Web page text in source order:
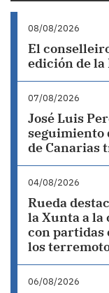
08/08/2026
El
edición de la
07/08/2026
José Luis
seguimiento
de Canarias
04/08/2026
Rueda
la Xunta a la
con partidas
los
06/08/2026